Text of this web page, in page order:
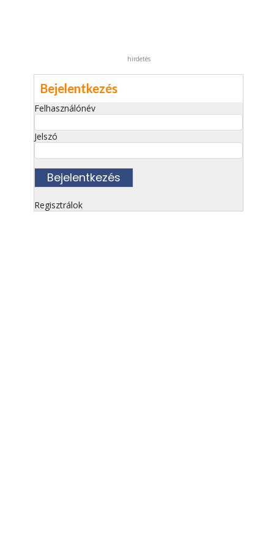
hirdetés
Bejelentkezés
Felhasználónév
Jelszó
Regisztrálok